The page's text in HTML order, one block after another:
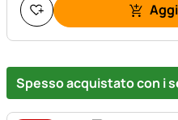
Spesso acquistato con i